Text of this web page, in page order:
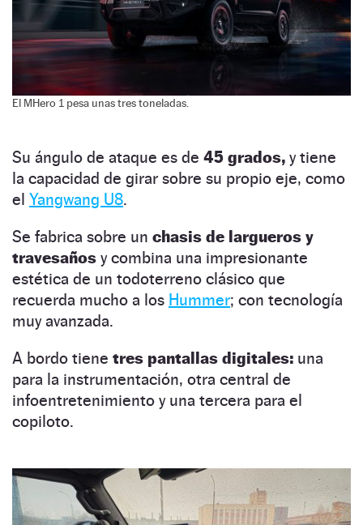
El MHero 1 pesa unas tres toneladas.
Su ángulo de ataque es de 45 grados, y tiene
la capacidad de girar sobre su propio eje, como
el Yangwang U8.
Se fabrica sobre un chasis de largueros y
travesaños y combina una impresionante
estética de un todoterreno clásico que
recuerda mucho a los Hummer; con tecnología
muy avanzada.
A bordo tiene tres pantallas digitales: una
para la instrumentación, otra central de
infoentretenimiento y una tercera para el
copiloto.